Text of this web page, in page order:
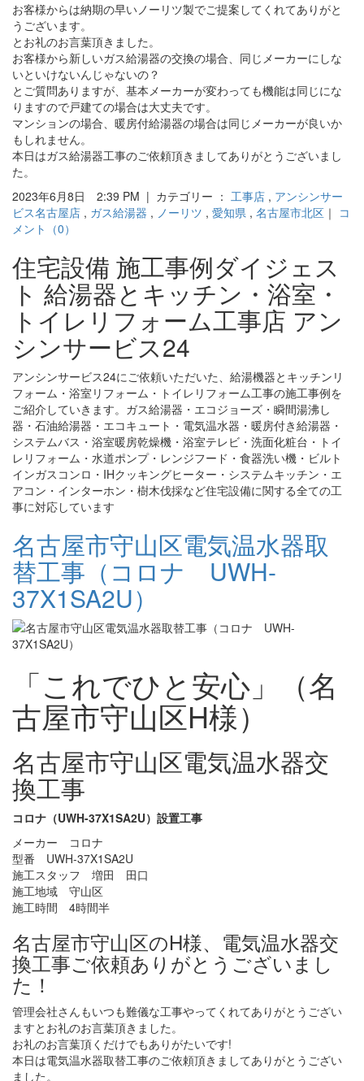
お客様からは納期の早いノーリツ製でご提案してくれてありがと
うございます。
とお礼のお言葉頂きました。
お客様から新しいガス給湯器の交換の場合、同じメーカーにしな
いといけないんじゃないの？
とご質問ありますが、基本メーカーが変わっても機能は同じにな
りますので戸建ての場合は大丈夫です。
マンションの場合、暖房付給湯器の場合は同じメーカーが良いか
もしれません。
本日はガス給湯器工事のご依頼頂きましてありがとうございまし
た。
2023年6月8日 2:39 PM | カテゴリー ： 工事店 , アンシンサー
ビス名古屋店 , ガス給湯器 , ノーリツ , 愛知県 , 名古屋市北区 ｜ コ
メント（0）
住宅設備 施工事例ダイジェス
ト 給湯器とキッチン・浴室・
トイレリフォーム工事店 アン
シンサービス24
アンシンサービス24にご依頼いただいた、給湯機器とキッチンリ
フォーム・浴室リフォーム・トイレリフォーム工事の施工事例を
ご紹介していきます。ガス給湯器・エコジョーズ・瞬間湯沸し
器・石油給湯器・エコキュート・電気温水器・暖房付き給湯器・
システムバス・浴室暖房乾燥機・浴室テレビ・洗面化粧台・トイ
レリフォーム・水道ポンプ・レンジフード・食器洗い機・ビルト
インガスコンロ・IHクッキングヒーター・システムキッチン・エ
アコン・インターホン・樹木伐採など住宅設備に関する全ての工
事に対応しています
名古屋市守山区電気温水器取
替工事（コロナ UWH-
37X1SA2U）
「これでひと安心」（名
古屋市守山区H様）
名古屋市守山区電気温水器交
換工事
コロナ（UWH-37X1SA2U）設置工事
メーカー コロナ
型番 UWH-37X1SA2U
施工スタッフ 増田 田口
施工地域 守山区
施工時間 4時間半
名古屋市守山区のH様、電気温水器交
換工事ご依頼ありがとうございまし
た！
管理会社さんもいつも難儀な工事やってくれてありがとうござい
ますとお礼のお言葉頂きました。
お礼のお言葉頂くだけでもありがたいです!
本日は電気温水器取替工事のご依頼頂きましてありがとうござい
ました。